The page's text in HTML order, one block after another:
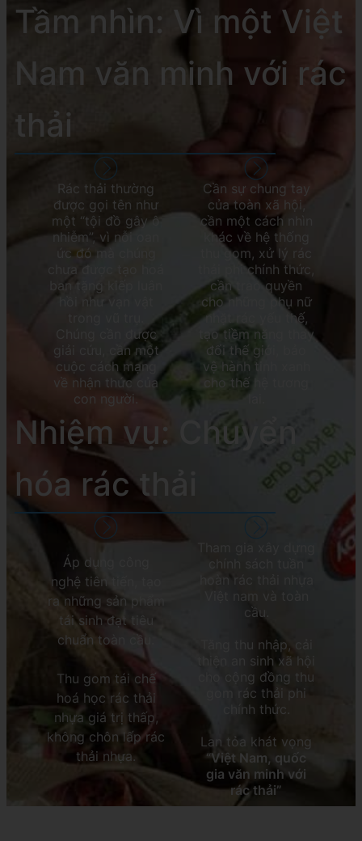
Tầm nhìn: Vì một Việt
Nam văn minh với rác
thải
Rác thải thường
được gọi tên như
một “tội đồ gây ô
nhiễm”, vì nỗi oan
ức đó mà chúng
chưa được tạo hoá
ban tặng kiếp luân
hồi như vạn vật
Chúng cần được
giải cứu, cần một
cuộc cách mạng
về nhận thức của
con người.
Cần sự chung tay
của toàn xã hội,
cần một cách nhìn
khác về hệ thống
thu gom, xử lý rác
thải phi chính thức,
cần trao quyền
cho những phụ nữ
nhặt rác yếu thế,
tạo tiềm năng thay
đổi thế giới, bảo
vệ hành tinh xanh
cho thế hệ tương
Nhiệm vụ: Chuyển
hóa rác thải
Áp dụng công
nghệ tiên tiến, tạo
ra những sản phẩm
tái sinh đạt tiêu
chuẩn toàn cầu.
Thu gom tái chế
hoá học rác thải
nhựa giá trị thấp,
không chôn lấp rác
thải nhựa.
Việt nam và toàn
cầu.
Tăng thu nhập, cải
thiện an sinh xã hội
cho cộng đồng thu
gom rác thải phi
chính thức.
Lan tỏa khát vọng
“Việt Nam, quốc
gia văn minh với
rác thải”